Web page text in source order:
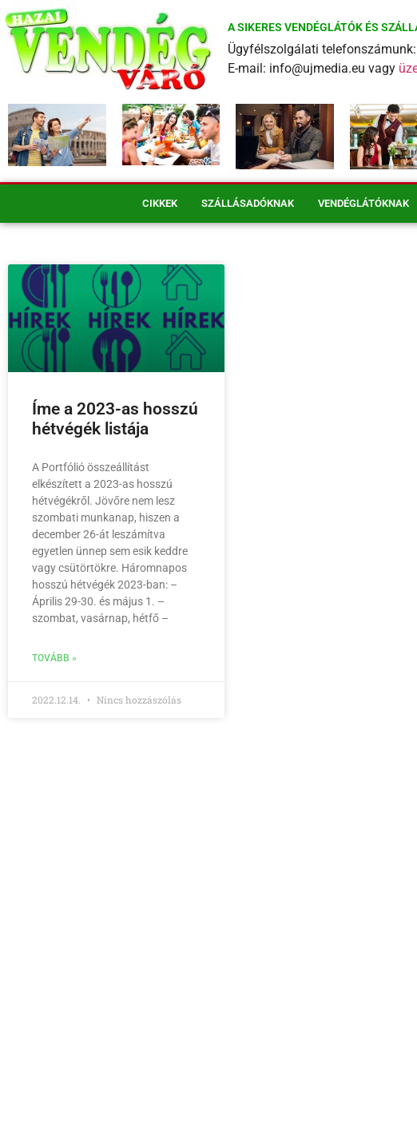
A SIKERES VENDÉGLÁTÓK ÉS
Ügyfélszolgálati
E-mail: info@ujmedia.eu vagy
CIKKEK SZÁLLÁSADÓKNAK VENDÉGLÁTÓKNAK
Íme a 2023-as hosszú
hétvégék listája
A Portfólió összeállítást
elkészített a 2023-as hosszú
hétvégékről. Jövőre nem lesz
szombati munkanap, hiszen a
december 26-át leszámítva
egyetlen ünnep sem esik keddre
vagy csütörtökre. Háromnapos
hosszú hétvégék 2023-ban: –
Április 29-30. és május 1. –
szombat, vasárnap, hétfő –
TOVÁBB »
2022.12.14. Nincs hozzászólás